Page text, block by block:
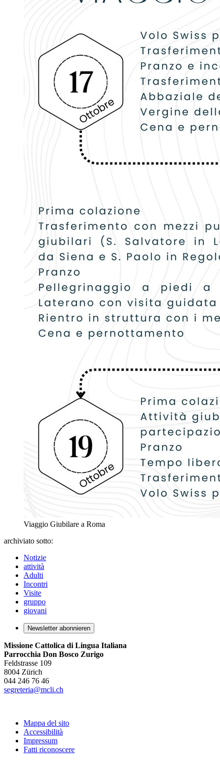
Viaggio Giubilare a Roma
archiviato sotto:
Notizie
attività
Adulti
Incontri
Visite
gruppo
giovani
Newsletter abonnieren
Missione Cattolica di Lingua Italiana
Parrocchia Don Bosco Zurigo
Feldstrasse 109
8004 Zürich
044 246 76 46
segreteria@mcli.ch
Mappa del sito
Accessibilità
Impressum
Fatti riconoscere